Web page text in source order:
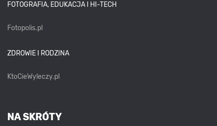
FOTOGRAFIA, EDUKACJA I HI-TECH
Fotopolis.pl
ZDROWIE I RODZINA
KtoCieWyleczy.pl
NA SKRÓTY